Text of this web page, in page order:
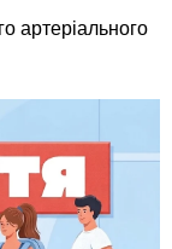
артеріального